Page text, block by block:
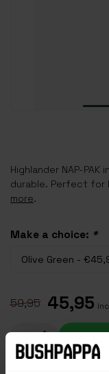
Highlander NAP-
durable. Perfect for
more.
Make a choice: *
59,95 45,95